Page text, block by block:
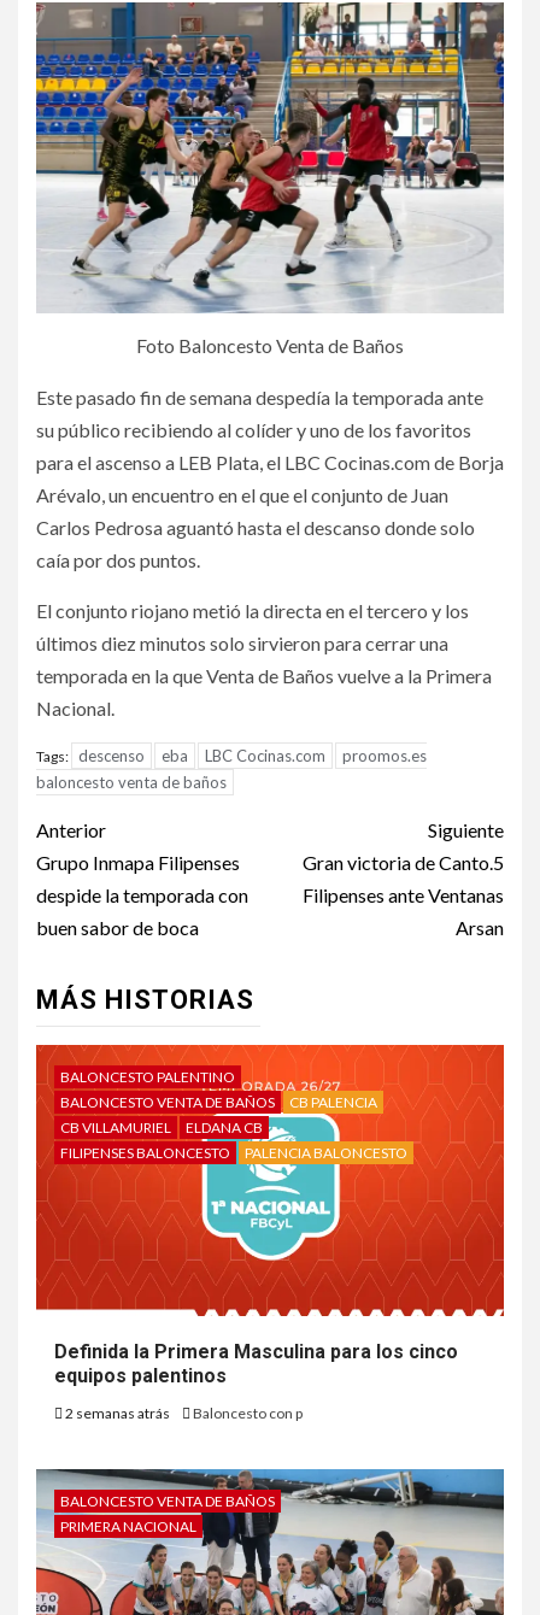
Foto Baloncesto Venta de Baños
Este pasado fin de semana despedía la temporada ante
su público recibiendo al colíder y uno de los favoritos
para el ascenso a LEB Plata, el LBC Cocinas.com de Borja
Arévalo, un encuentro en el que el conjunto de Juan
Carlos Pedrosa aguantó hasta el descanso donde solo
caía por dos puntos.
El conjunto riojano metió la directa en el tercero y los
últimos diez minutos solo sirvieron para cerrar una
temporada en la que Venta de Baños vuelve a la Primera
Nacional.
Tags: descenso eba LBC Cocinas.com
proomos.es
baloncesto venta de baños
Anterior
Grupo Inmapa Filipenses
despide la temporada con
buen sabor de boca
Siguiente
Gran victoria de Canto.5
Filipenses ante Ventanas
Arsan
MÁS HISTORIAS
BALONCESTO PALENTINO
BALONCESTO VENTA DE BAÑOS
CB PALENCIA
CB VILLAMURIEL
ELDANA CB
FILIPENSES BALONCESTO
PALENCIA BALONCESTO
Definida la Primera Masculina para los cinco
equipos palentinos
2 semanas atrás Baloncesto con p
BALONCESTO VENTA DE BAÑOS
PRIMERA NACIONAL